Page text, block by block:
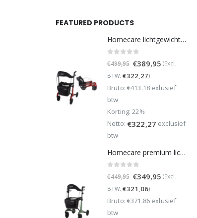
FEATURED PRODUCTS
Homecare lichtgewicht Rollator van 5,8 kg – Carbon rollator tot 150 kg draaggewicht – Dubbel opvouwbaar en inclusief reistas - Rood
€499,95 Oorspronkelijke
prijs
was:
€389,95 Huidige
is:
(Excl.
BTW: €322,27)
Bruto: €413.18 exlusief
btw
Korting: 22%
Netto: €322,27 exclusief
btw
Homecare premium lichtgewicht 5,4 kg - carbon rollator - 150 kg draaggewicht - Opvouwbaar - Groen - incl stokhouder
€449,95 Oorspronkelijke
prijs
was:
€349,95 Huidige
is:
(Excl.
BTW: €321,06)
Bruto: €371.86 exlusief
btw